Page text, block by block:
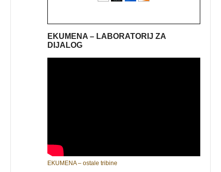
EKUMENA – LABORATORIJ ZA
DIJALOG
EKUMENA – ostale tribine